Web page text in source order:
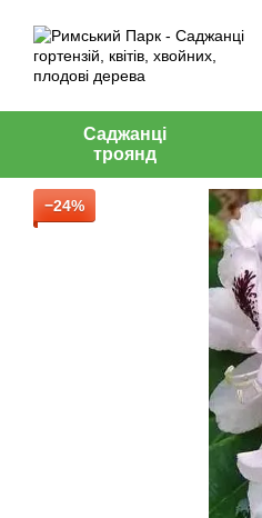
Саджанці
троянд
−24%